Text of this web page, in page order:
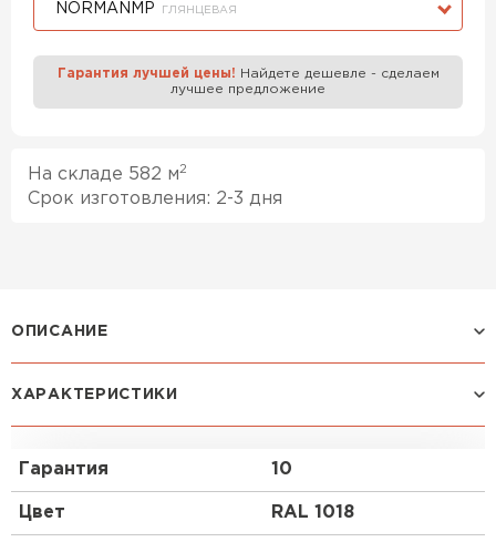
NORMANMP ГЛЯНЦЕВАЯ
Гарантия лучшей цены! Найдете дешевле - сделаем
лучшее предложение
На складе 582 м 2
Срок изготовления: 2-3 дня
ОПИСАНИЕ
Профиль Н-60:
способностью. Н-60 способен переносить очень
высокие динамические и статические нагрузки.
Стойкость и надёжность ему придаёт большая
глубина трапеции – 60 мм, а также добавочные
ХАРАКТЕРИСТИКИ
Гарантия 10
Цвет RAL 1018
Профилированный лист